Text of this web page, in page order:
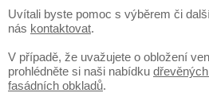
Uvítali byste pomoc s výběrem či
nás kontaktovat.
V případě, že uvažujete o obložení
prohlédněte si naši nabídku
fasádních obkladů.